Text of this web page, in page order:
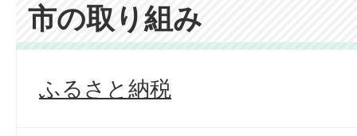
市の取り組み
ふるさと納税